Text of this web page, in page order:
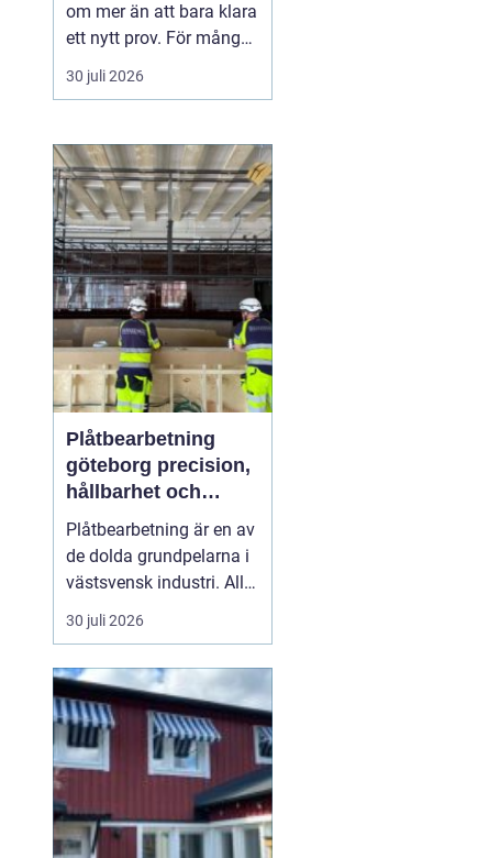
om mer än att bara klara
ett nytt prov. För många
betyder det en chans till
ett nytt yrke, en starkare
arbetsmarknaden eller
en naturlig utveckling i
ett jobb inom transport
och logistik. I Uddevalla
finns goda mö...
30 juli 2026
Plåtbearbetning
göteborg precision,
hållbarhet och
smarta lösningar
Plåtbearbetning är en av
de dolda grundpelarna i
västsvensk industri. Allt
från marina
anläggningar längs
maskiner, räcken i
offentliga miljöer och
specialtillverkade
komponenter tillverkas
plåtbearbetning. När
för...
30 juli 2026